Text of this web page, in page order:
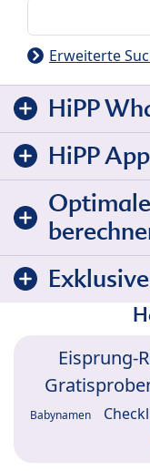
Erweiterte
HiPP
HiPP App
Eisprung-
Babynamen